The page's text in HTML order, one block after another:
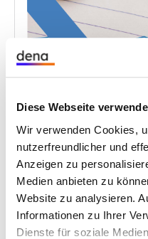
Diese Webseite
Wir verwenden Cookies,
nutzerfreundlicher und
Anzeigen zu
Medien anbieten zu
Website zu analysieren.
Informationen zu Ihrer
Dienste für soziale
Die Transformation
Klimaneutralität ist
verbunden – diese
mitunter vor große
Das
Klimaschutz hat daher